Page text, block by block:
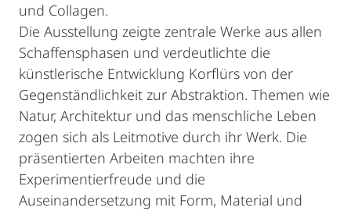
und Collagen.
Die Ausstellung zeigte zentrale Werke aus allen
Schaffensphasen und verdeutlichte die
künstlerische Entwicklung Korflürs von der
Gegenständlichkeit zur Abstraktion. Themen wie
Natur, Architektur und das menschliche Leben
zogen sich als Leitmotive durch ihr Werk. Die
präsentierten Arbeiten machten ihre
Experimentierfreude und die
Auseinandersetzung mit Form, Material und